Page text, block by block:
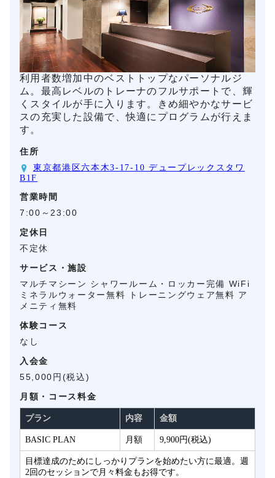
利用者数増加中のベストトップなパーソナルジ
ム。最高レベルのトレーナのフルサポートで、輝
くスタイルが手に入ります。きめ細やかなサービ
スの充実した設備で、快適にプログラムが行えま
す。
住所
東京都港区六本木3-17-10 デュープレックスタワ
B1F
営業時間
7:00～23:00
定休日
不定休
サービス・施設
マルチマシーン シャワールーム・ロッカー完備 WiFi
ミネラルウォーター無料 トレーニングウェア無料 ア
メニティ無料
体験コース
なし
入会金
55,000円(税込)
月額・コース料金
プラン 内容 金額
BASIC PLAN 月額 9,900円(税込)
目標達成のためにしっかりプランを始めたい方に最適。週
2回のセッションで月々料金もお得です。